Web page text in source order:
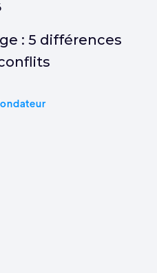
: 5 différences